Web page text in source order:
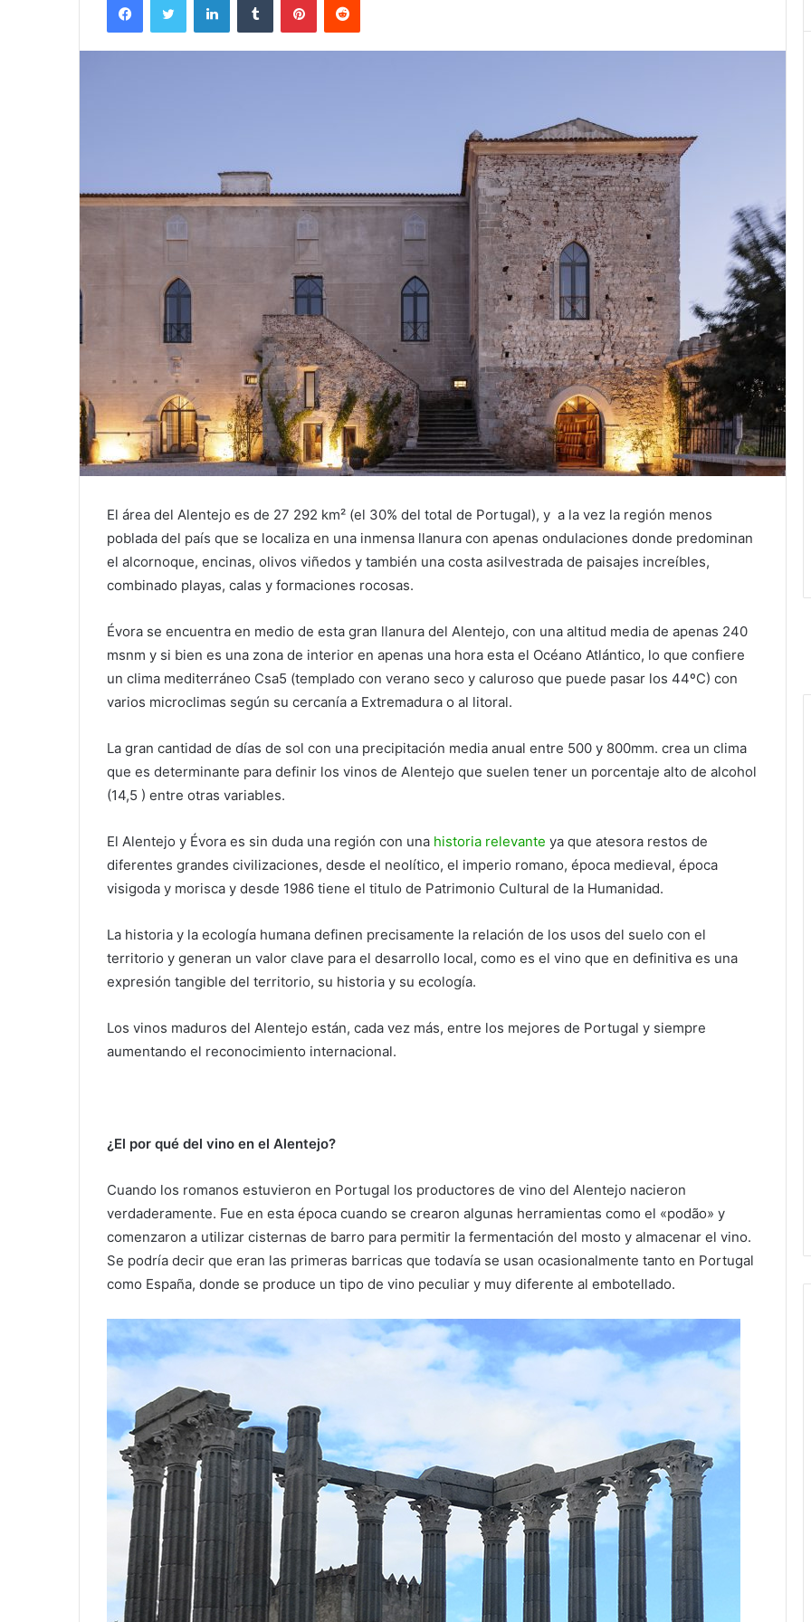
El área del Alentejo es de 27 292 km² (el 30% del total de Portugal), y a la vez la región menos
poblada del país que se localiza en una inmensa llanura con apenas ondulaciones donde predominan
el alcornoque, encinas, olivos viñedos y también una costa asilvestrada de paisajes increíbles,
combinado playas, calas y formaciones rocosas.
Évora se encuentra en medio de esta gran llanura del Alentejo, con una altitud media de apenas 240
msnm y si bien es una zona de interior en apenas una hora esta el Océano Atlántico, lo que confiere
un clima mediterráneo Csa5​ (templado con verano seco y caluroso que puede pasar los 44ºC) con
varios microclimas según su cercanía a Extremadura o al litoral.
La gran cantidad de días de sol con una precipitación media anual entre 500 y 800mm. crea un clima
que es determinante para definir los vinos de Alentejo que suelen tener un porcentaje alto de alcohol
(14,5 ) entre otras variables.
El Alentejo y Évora es sin duda una región con una historia relevante ya que atesora restos de
diferentes grandes civilizaciones, desde el neolítico, el imperio romano, época medieval, época
visigoda y morisca y desde 1986 tiene el titulo de Patrimonio Cultural de la Humanidad.
La historia y la ecología humana definen precisamente la relación de los usos del suelo con el
territorio y generan un valor clave para el desarrollo local, como es el vino que en definitiva es una
expresión tangible del territorio, su historia y su ecología.
Los vinos maduros del Alentejo están, cada vez más, entre los mejores de Portugal y siempre
aumentando el reconocimiento internacional.
¿El por qué del vino en el Alentejo?
Cuando los romanos estuvieron en Portugal los productores de vino del Alentejo nacieron
verdaderamente. Fue en esta época cuando se crearon algunas herramientas como el «podão» y
comenzaron a utilizar cisternas de barro para permitir la fermentación del mosto y almacenar el vino.
Se podría decir que eran las primeras barricas que todavía se usan ocasionalmente tanto en Portugal
como España, donde se produce un tipo de vino peculiar y muy diferente al embotellado.